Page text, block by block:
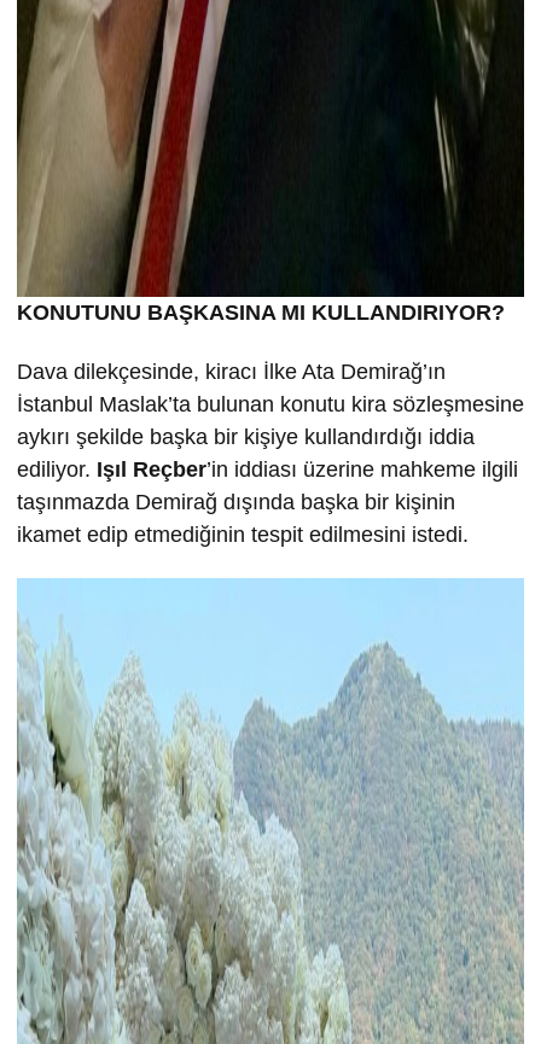
KONUTUNU BAŞKASINA MI KULLANDIRIYOR?
Dava dilekçesinde, kiracı İlke Ata Demirağ’ın
İstanbul Maslak’ta bulunan konutu kira sözleşmesine
aykırı şekilde başka bir kişiye kullandırdığı iddia
ediliyor. Işıl Reçber’in iddiası üzerine mahkeme ilgili
taşınmazda Demirağ dışında başka bir kişinin
ikamet edip etmediğinin tespit edilmesini istedi.